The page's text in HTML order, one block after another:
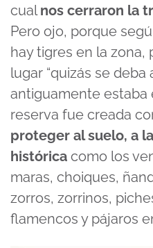
cualnos cerraron la
Pero ojo, porque
hay tigres en la zona,
lugar “quizás se deba
antiguamente estaba
reserva fue creada
proteger al suelo, a
histórica como los
maras, choiques,
zorros, zorrinos,
flamencos y pájaros